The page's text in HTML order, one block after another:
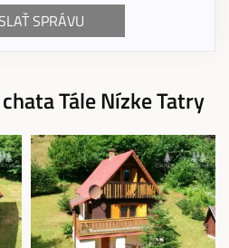
Tále Nízke Tatry